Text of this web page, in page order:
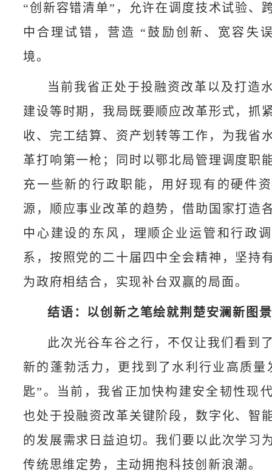
“创新容错清单”，允许在调度技术试验、
中合理试错，营造 “鼓励创新、宽容失
境。
当前我省正处于投融资改革以及打造
建设等时期，我局既要顺应改革形式，抓
收、完工结算、资产划转等工作，为我省
革打响第一枪；同时以鄂北局管理调度职
充一些新的行政职能，用好现有的硬件
源，顺应事业改革的趋势，借助国家打造
中心建设的东风，理顺企业运管和行政
系，按照党的二十届四中全会精神，坚持
为政府相结合，实现补台双赢的局面。
结语：以创新之笔绘就荆楚安澜新图景
此次光谷车谷之行，不仅让我们看到
新的蓬勃活力，更找到了水利行业高质量
匙”。当前，我省正加快构建安全韧性现
也处于投融资改革关键阶段，数字化、智
的发展需求日益迫切。我们要以此次学习
传统思维定势，主动拥抱科技创新浪潮。